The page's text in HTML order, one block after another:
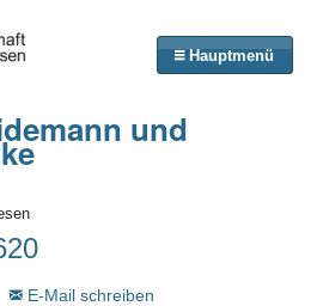
Hauptmenü
und
E-Mail schreiben